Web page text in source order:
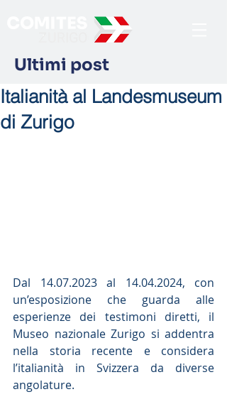
Ultimi post
Italianità al Landesmuseum
di Zurigo
Dal 14.07.2023 al 14.04.2024, con
un’esposizione che guarda alle
esperienze dei testimoni diretti, il
Museo nazionale Zurigo si addentra
nella storia recente e considera
l’italianità in Svizzera da diverse
angolature.